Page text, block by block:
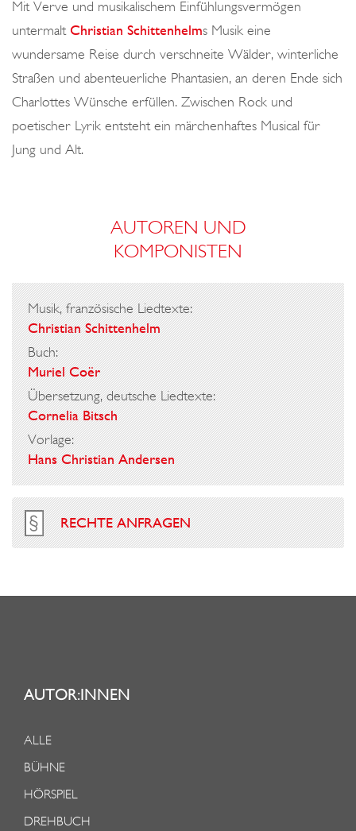
Mit Verve und musikalischem Einfühlungsvermögen
untermalt Christian Schittenhelms Musik eine
wundersame Reise durch verschneite Wälder, winterliche
Straßen und abenteuerliche Phantasien, an deren Ende sich
Charlottes Wünsche erfüllen. Zwischen Rock und
poetischer Lyrik entsteht ein märchenhaftes Musical für
Jung und Alt.
AUTOREN UND
KOMPONISTEN
Musik, französische Liedtexte:
Christian Schittenhelm
Buch:
Muriel Coër
Übersetzung, deutsche Liedtexte:
Cornelia Bitsch
Vorlage:
Hans Christian Andersen
RECHTE ANFRAGEN
AUTOR:INNEN
ALLE
BÜHNE
HÖRSPIEL
DREHBUCH